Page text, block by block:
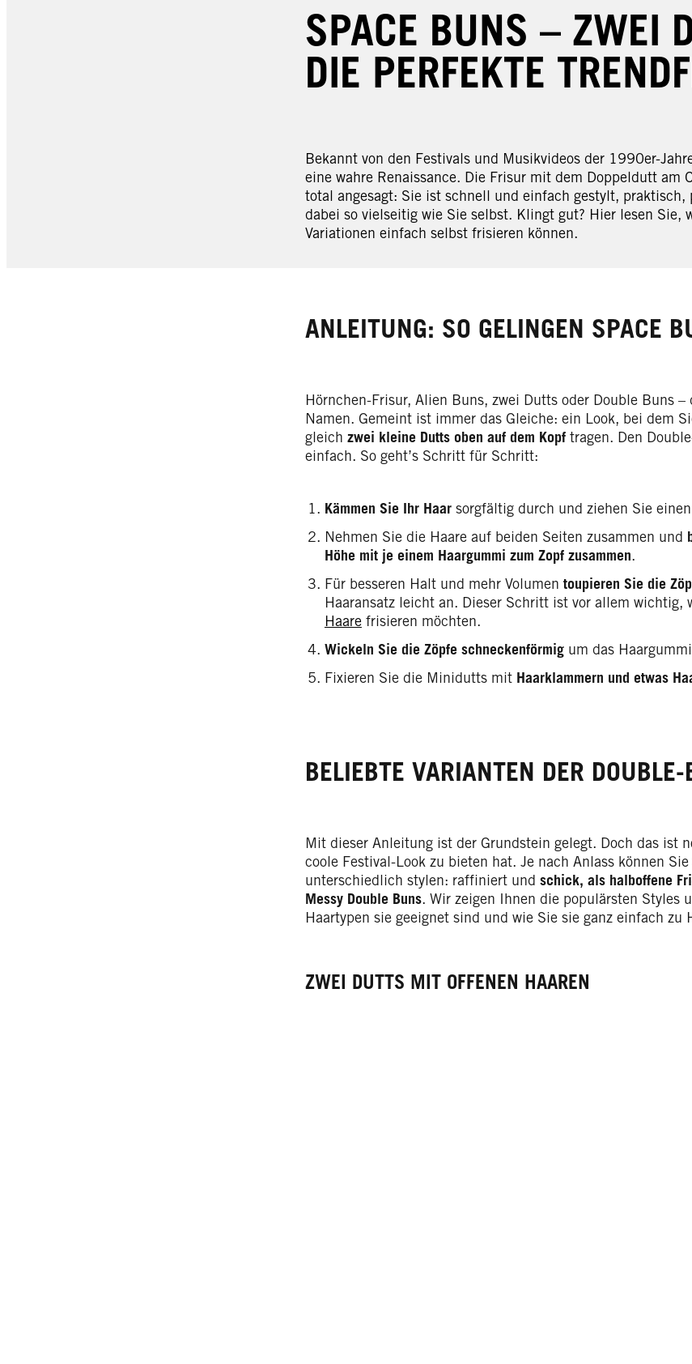
SPACE BUNS – ZWEI
DIE PERFEKTE
Bekannt von den Festivals und Musikvideos der 1990er-
eine wahre Renaissance. Die Frisur mit dem Doppeldutt am
total angesagt: Sie ist schnell und einfach gestylt, praktisch,
dabei so vielseitig wie Sie selbst. Klingt gut? Hier lesen Sie,
Variationen einfach selbst frisieren können.
ANLEITUNG: SO GELINGEN SPACE
Hörnchen-Frisur, Alien Buns, zwei Dutts oder Double Buns
Namen. Gemeint ist immer das Gleiche: ein Look, bei dem
gleich zwei kleine Dutts oben auf dem Kopftragen. Den
einfach. So geht’s Schritt für Schritt:
Kämmen Sie Ihr Haarsorgfältig durch und ziehen Sie einen
Nehmen Sie die Haare auf beiden Seiten zusammen und
Höhe mit je einem Haargummi zum Zopf zusammen.
Für besseren Halt und mehr Volumen toupieren Sie die
Haaransatz leicht an. Dieser Schritt ist vor allem wichtig,
Haarefrisieren möchten.
Wickeln Sie die Zöpfe schneckenförmigum das
Fixieren Sie die Minidutts mit Haarklammern und etwas
BELIEBTE VARIANTEN DER
Mit dieser Anleitung ist der Grundstein gelegt. Doch das ist
coole Festival-Look zu bieten hat. Je nach Anlass können
unterschiedlich stylen: raffiniert und schick, als halboffene
Messy Double Buns. Wir zeigen Ihnen die populärsten Styles
Haartypen sie geeignet sind und wie Sie sie ganz einfach zu
ZWEI DUTTS MIT OFFENEN HAAREN